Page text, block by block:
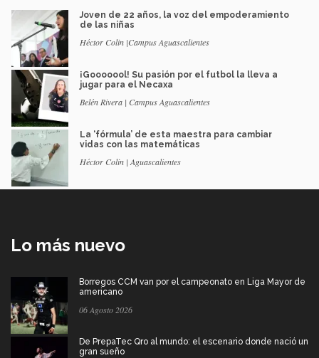
Joven de 22 años, la voz del empoderamiento
de las niñas
Héctor Colin |Campus Aguascalientes
¡Gooooool! Su pasión por el futbol la lleva a
jugar para el Necaxa
Belén Rivera | Campus Aguascalientes
La ‘fórmula’ de esta maestra para cambiar
vidas con las matemáticas
Héctor Colin | Aguascalientes
Lo más nuevo
Borregos CCM van por el campeonato en Liga Mayor de
americano
06 Agosto 2026
De PrepaTec Qro al mundo: el escenario donde nació un
gran sueño